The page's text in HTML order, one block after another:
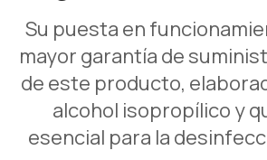
Su puesta en
mayor garantía de
de este producto,
alcohol isopropílico y
esencial para la